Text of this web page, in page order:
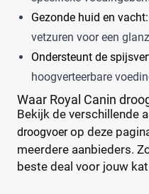
Gezonde huid en vacht:
vetzuren voor een
Ondersteunt de
hoogverteerbare
Waar Royal Canin
Bekijk de verschillende
droogvoerop deze
meerdere aanbieders.
beste deal voor jouw